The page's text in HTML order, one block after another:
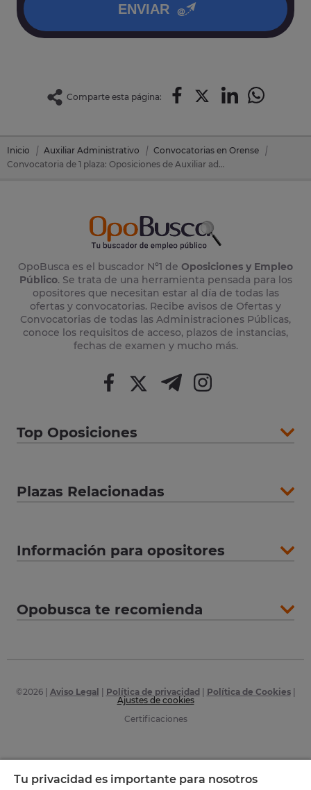
ENVIAR
Comparte esta página:
Inicio Auxiliar Administrativo
Convocatorias en Orense
Convocatoria de 1 plaza: Oposiciones de Auxiliar administrativo en Cenlle (Orense)
OpoBusca es el buscador Nº1 de Oposiciones y Empleo
Público. Se trata de una herramienta pensada para los
opositores que necesitan estar al día de todas las
ofertas y convocatorias. Recibe avisos de Ofertas y
Convocatorias de todas las Administraciones Públicas,
conoce los requisitos de acceso, plazos de instancias,
fechas de examen y mucho más.
Top Oposiciones
Plazas Relacionadas
Información para opositores
Opobusca te recomienda
©2026| Aviso Legal Política de privacidad Política de Cookies|
Ajustes de cookies
Certificaciones
Tu privacidad es importante para nosotros